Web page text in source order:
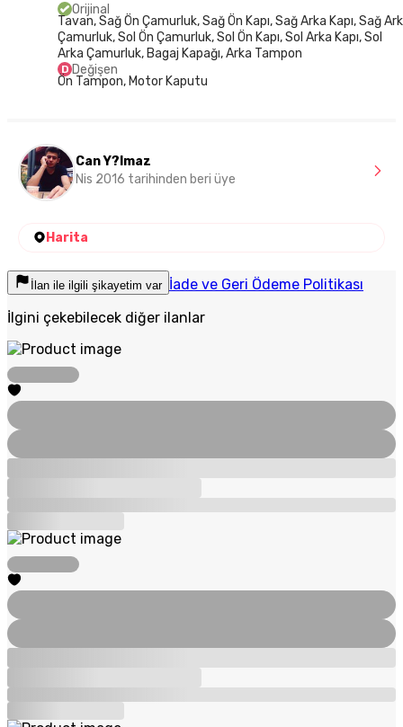
Orijinal
Tavan, Sağ Ön Çamurluk, Sağ Ön Kapı, Sağ Arka Kapı, Sağ
Çamurluk, Sol Ön Çamurluk, Sol Ön Kapı, Sol Arka Kapı, Sol
Arka Çamurluk, Bagaj Kapağı, Arka Tampon
D Değişen
Ön Tampon, Motor Kaputu
Can Y?lmaz
Nis 2016 tarihinden beri üye
Harita
İlan ile ilgili şikayetim var İade ve Geri Ödeme Politikası
İlgini çekebilecek diğer ilanlar